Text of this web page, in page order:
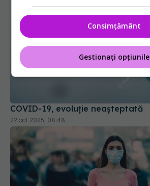
COVID-19, evoluție neașteptată
22 oct 2025, 08:48
Consimțământ
Gestionați opțiunile